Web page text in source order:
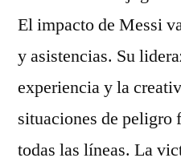
El impacto de Messi
y asistencias. Su
experiencia y la
situaciones de peligro
todas las líneas. La